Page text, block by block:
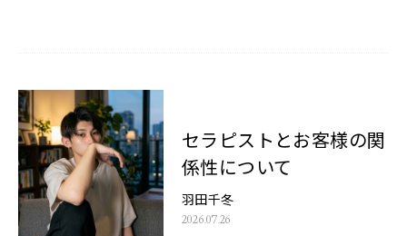
セラピストとお客様の関
係性について
羽田千冬
2026.07.26